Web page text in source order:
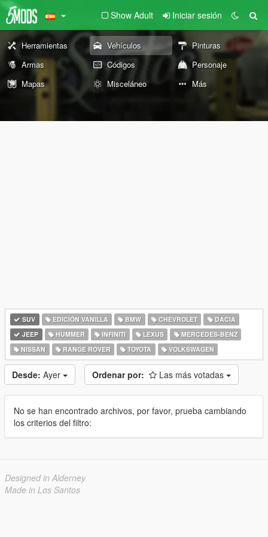
Show Adult Iniciar sesión
Herramientas Vehículos
Pinturas
Armas
Códigos
Personaje
Mapas
Misceláneo Más
SUV EDICIÓN VANILLA BMW CHEVROLET
DACIA
JEEP
HUMMER INFINITI LEXUS
MERCEDES-BENZ
NISSAN
RANGE ROVER TOYOTA VOLKSWAGEN
Desde: Ayer Ordenar por: Las más votadas
No se han encontrado archivos, por favor, prueba cambiando
los criterios del filtro:
Designed in Alderney
Made in Los Santos